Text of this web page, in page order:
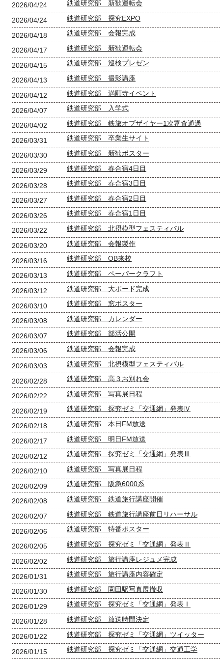
2026/04/24 鉄道研究部 新歓運転会
2026/04/24 鉄道研究部 探究EXPO
2026/04/18 鉄道研究部 会報完成
2026/04/17 鉄道研究部 新歓運転会
2026/04/15 鉄道研究部 巡検プレゼン
2026/04/13 鉄道研究部 撮影講座
2026/04/12 鉄道研究部 満願寺イベント
2026/04/07 鉄道研究部 入学式
2026/04/02 鉄道研究部 鉄旅オブザイヤー1次審査通過
2026/03/31 鉄道研究部 卒業生サイト
2026/03/30 鉄道研究部 新歓ポスター
2026/03/29 鉄道研究部 春合宿4日目
2026/03/28 鉄道研究部 春合宿3日目
2026/03/27 鉄道研究部 春合宿2日目
2026/03/26 鉄道研究部 春合宿1日目
2026/03/22 鉄道研究部 北摂模型フェスティバル
2026/03/20 鉄道研究部 会報製作
2026/03/16 鉄道研究部 OB来校
2026/03/13 鉄道研究部 ペーパークラフト
2026/03/12 鉄道研究部 大ボード完成
2026/03/10 鉄道研究部 窓ポスター
2026/03/08 鉄道研究部 カレンダー
2026/03/07 鉄道研究部 部活公開
2026/03/06 鉄道研究部 会報完成
2026/03/03 鉄道研究部 北摂模型フェスティバル
2026/02/28 鉄道研究部 高３お別れ会
2026/02/22 鉄道研究部 写真展日程
2026/02/19 鉄道研究部 探究ゼミ「交通網」発表Ⅳ
2026/02/18 鉄道研究部 本日FM放送
2026/02/17 鉄道研究部 明日FM放送
2026/02/12 鉄道研究部 探究ゼミ「交通網」発表Ⅲ
2026/02/10 鉄道研究部 写真展日程
2026/02/09 鉄道研究部 阪急6000系
2026/02/08 鉄道研究部 鉄道旅行講座開催
2026/02/07 鉄道研究部 鉄道旅行講座前日リハーサル
2026/02/06 鉄道研究部 特番ポスター
2026/02/05 鉄道研究部 探究ゼミ「交通網」発表Ⅱ
2026/02/02 鉄道研究部 旅行講座レジュメ完成
2026/01/31 鉄道研究部 旅行講座内容確定
2026/01/30 鉄道研究部 園田駅写真展撤収
2026/01/29 鉄道研究部 探究ゼミ「交通網」発表Ⅰ
2026/01/28 鉄道研究部 放送時間決定
2026/01/22 鉄道研究部 探究ゼミ「交通網」ツイッター
2026/01/15 鉄道研究部 探究ゼミ「交通網」交通工学